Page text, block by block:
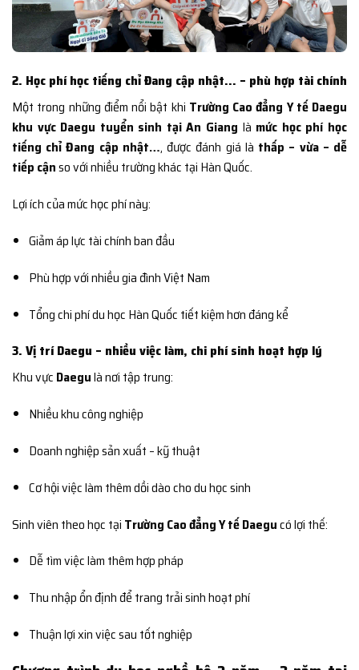
2. Học phí học tiếng chỉ Đang cập nhật… – phù hợp tài chính
Một trong những điểm nổi bật khi Trường Cao đẳng Y tế Daegu
khu vực Daegu tuyển sinh tại An Giang là mức học phí học
tiếng chỉ Đang cập nhật…, được đánh giá là thấp – vừa – dễ
tiếp cậnso với nhiều trường khác tại Hàn Quốc.
Lợi ích của mức học phí này:
Giảm áp lực tài chính ban đầu
Phù hợp với nhiều gia đình Việt Nam
Tổng chi phí du học Hàn Quốc tiết kiệm hơn đáng kể
3. Vị trí Daegu – nhiều việc làm, chi phí sinh hoạt hợp lý
Khu vực Daegulà nơi tập trung:
Nhiều khu công nghiệp
Doanh nghiệp sản xuất – kỹ thuật
Cơ hội việc làm thêm dồi dào cho du học sinh
Sinh viên theo học tại Trường Cao đẳng Y tế Daegucó lợi thế:
Dễ tìm việc làm thêm hợp pháp
Thu nhập ổn định để trang trải sinh hoạt phí
Thuận lợi xin việc sau tốt nghiệp